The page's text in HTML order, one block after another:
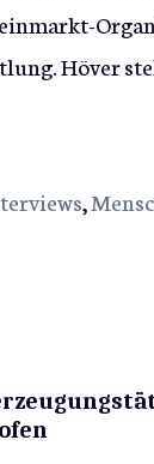
Höver
,